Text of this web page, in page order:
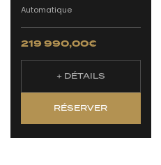
Automatique
219 990,00€
+ DÉTAILS
RÉSERVER